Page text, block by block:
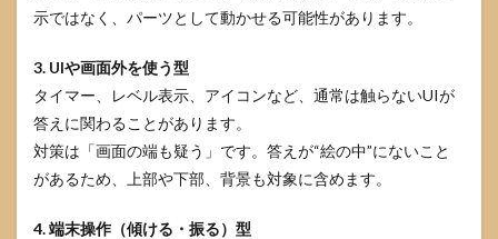
示ではなく、パーツとして動かせる可能性があります。
3. UIや画面外を使う型
タイマー、レベル表示、アイコンなど、通常は触らないUIが
答えに関わることがあります。
対策は「画面の端も疑う」です。答えが“絵の中”にないこと
があるため、上部や下部、背景も対象に含めます。
4. 端末操作（傾ける・振る）型